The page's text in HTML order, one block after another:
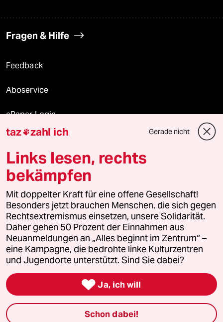
Fragen & Hilfe
Feedback
Aboservice
ePaper Login
Downloads für Abonnierende
© 2026 taz Verlags und Vertriebs GmbH
Alle Rechte vorbehalten. Bei rechtlichen Fragen oder für Genehmigungen
wenden Sie sich bitte an
lizenzen@taz.de
Feedback Redaktionsstatut Kommune-Richtlinien
Leitlinie Informant Datenschutz Impressum AGB
Seitenwende Einwilligungen widerrufen (Ads)
taz zahl ich Gerade nicht
Links lesen, rechts
bekämpfen
Mit doppelter Kraft für eine offene Gesellschaft!
Besonders jetzt brauchen Menschen, die sich gegen
Rechtsextremismus einsetzen, unsere Solidarität.
Daher gehen 50 Prozent der Einnahmen aus
Neuanmeldungen an „Alles beginnt im Zentrum“ –
eine Kampagne, die bedrohte linke Kulturzentren
und Jugendorte unterstützt. Sind Sie dabei?
 Ja, ich will
Schon dabei!